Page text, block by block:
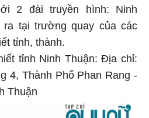
2 đài truyền hình: Ninh
ra tại trường quay của các
tỉnh, thành.
tỉnh Ninh Thuận: Địa chỉ:
4, Thành Phố Phan Rang -
Thuận